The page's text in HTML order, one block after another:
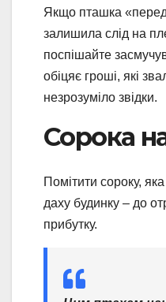
Якщо пташка
залишила слід на
поспішайте
обіцяє гроші, які
незрозуміло звідки.
Сорока на
Помітити сороку,
даху будинку – до
прибутку.